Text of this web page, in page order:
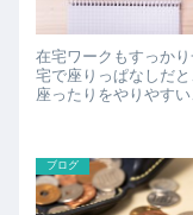
在宅ワークもすっかり
宅で座りっぱなしだと、
座ったりをやりやすい、 「電動昇降デスク」 が売れてる
ブログ